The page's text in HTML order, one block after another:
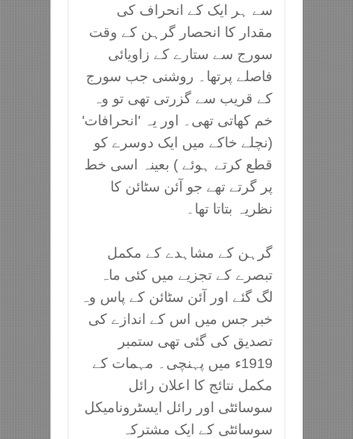
سے ہر ایک کے انحراف کی
مقدار کا انحصار گرہن کے وقت
سورج سے ستارے کے زاویائی
فاصلے پرتھا۔ روشنی جب سورج
کے قریب سے گزرتی تھی تو وہ
خم کھاتی تھی۔ اور یہ 'انحرافات'
(نچلے خاکے میں ایک دوسرے کو
قطع کرتے ہوئے ) بعینہ اسی خط
پر گرتے تھے جو آئن سٹائن کا
نظریہ بتاتا تھا۔
گرہن کے مشاہدے کے مکمل
تبصرے کے تجزیے میں کئی ماہ
لگ گئے اور آئن سٹائن کے پاس وہ
خبر جس میں اس کے اندازے کی
تصدیق کی گئی تھی ستمبر
1919ء میں پہنچی۔ مہمات کے
مکمل نتائج کا اعلان رائل
سوسائٹی اور رائل ایسٹرونامیکل
سوسائٹی کے ایک مشترکہ